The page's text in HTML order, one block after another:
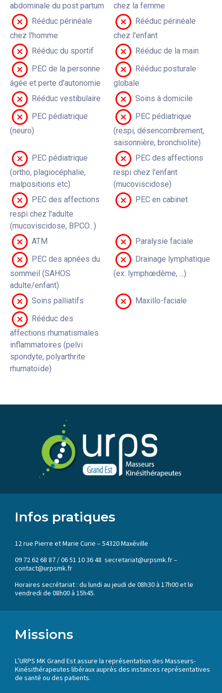
abdominale du post partum
chez la femme
Rééduc périnéale
chez l'homme
Rééduc périnéale
chez l'enfant
Rééduc du sportif
Rééduc de la main
PEC de la personne
âgée et perte d'autonomie
Rééduc posturale
globale
Rééduc vestibulaire
Soins à domicile
PEC pédiatrique
(neuro)
PEC pédiatrique
(respi, désencombrement,
saisonnière, bronchiolite)
PEC pédiatrique
(ortho, plagiocéphalie,
malpositions etc)
PEC des affections
respi chez l'enfant
(mucoviscidose)
PEC des affections
respi chez l'adulte
(mucoviscidose, BPCO...)
PEC en cabinet
ATM
Paralysie faciale
PEC des apnées du
sommeil (SAHOS
adulte/enfant)
Drainage lymphatique
(ex: lymphœdème, ...)
Soins palliatifs
Maxillo-faciale
Rééduc des
affections rhumatismales
inflammatoires (pelvi
spondyte, polyarthrite
rhumatoïde)
Infos pratiques
12 rue Pierre et Marie Curie – 54320 Maxéville
09 72 62 68 87 / 06 51 10 36 48 secretariat@urpsmk.fr –
contact@urpsmk.fr
Horaires secrétariat : du lundi au jeudi de 08h30 à 17h00 et le
vendredi de 08h00 à 15h45.
Missions
L’URPS MK Grand Est assure la représentation des Masseurs-
Kinésithérapeutes libéraux auprès des instances représentatives
de santé ou des patients.